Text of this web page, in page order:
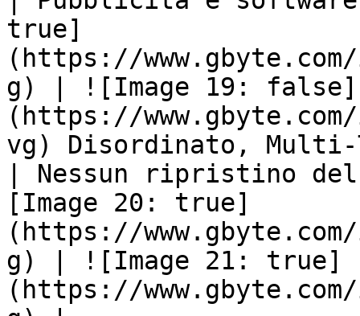
true]
(https://
g) | ![Image 19: false]
(https://
vg) Disordinato,
| Nessun ripristino
[Image 20: true]
(https://
g) | ![Image 21: true]
(https://